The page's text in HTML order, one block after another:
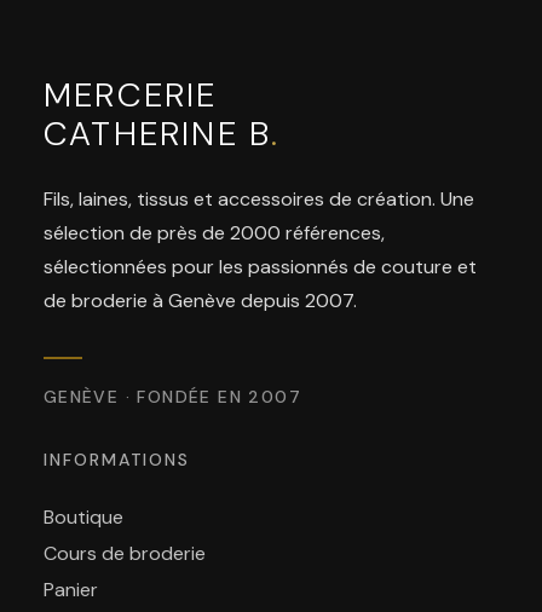
MERCERIE
CATHERINE B.
Fils, laines, tissus et accessoires de création. Une
sélection de près de 2000 références,
sélectionnées pour les passionnés de couture et
de broderie à Genève depuis 2007.
GENÈVE · FONDÉE EN 2007
INFORMATIONS
Boutique
Cours de broderie
Panier